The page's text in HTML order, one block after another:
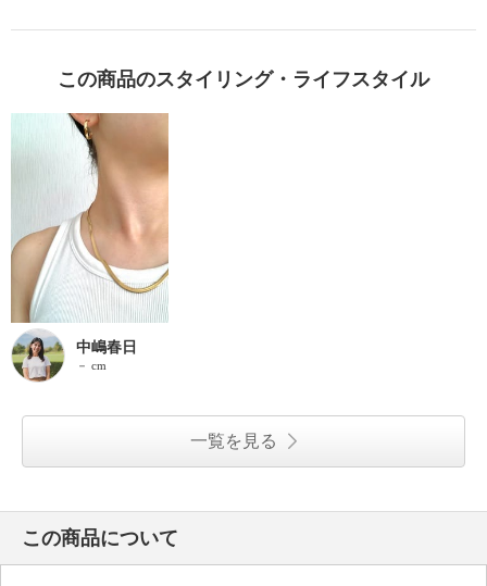
この商品のスタイリング・ライフスタイル
中嶋春日
－ cm
一覧を見る
この商品について